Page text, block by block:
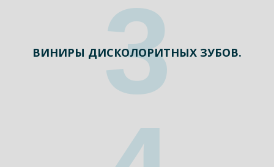
ВИНИРЫ ДИСКОЛОРИТНЫХ ЗУБОВ.
3